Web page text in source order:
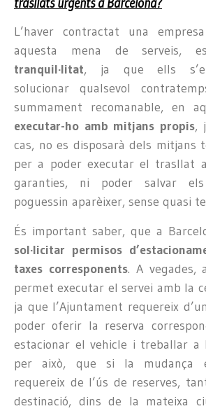
trasllats urgents a Barcelona?
L’haver contractat una
aquesta mena de serveis,
tranquil·litat, ja que ells
solucionar qualsevol
summament recomanable, en
executar-ho amb mitjans propis,
cas, no es disposarà dels mitjans
per a poder executar el trasllat
garanties, ni poder salvar
poguessin aparèixer, sense quasi
És important saber, que a
sol·licitar permisos
taxes corresponents. A vegades,
permet executar el servei amb la
ja que l’Ajuntament requereix
poder oferir la reserva
estacionar el vehicle i treballar a
per això, que si la mudança
requereix de l’ús de reserves,
destinació, dins de la mateixa